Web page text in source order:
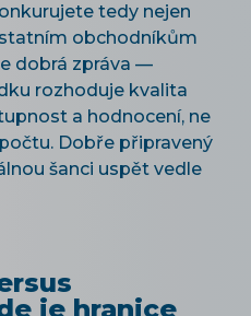
tedy nejen
obchodníkům
dobrá zpráva —
rozhoduje kvalita
a hodnocení, ne
Dobře připravený
šanci uspět vedle
je hranice